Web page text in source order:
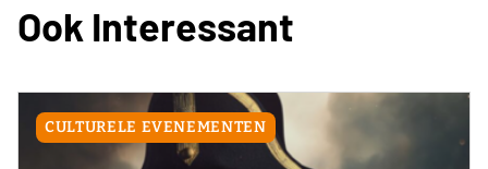
Ook Interessant
CULTURELE EVENEMENTEN